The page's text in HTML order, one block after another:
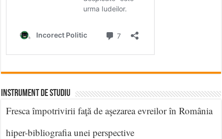
INSTRUMENT DE STUDIU
Fresca împotrivirii faţă de aşezarea evreilor în România
hiper-bibliografia unei perspective